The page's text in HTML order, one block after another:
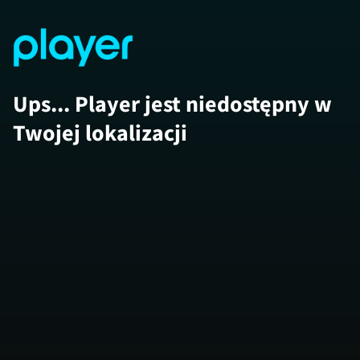
Ups... Player jest niedostępny w
Twojej lokalizacji